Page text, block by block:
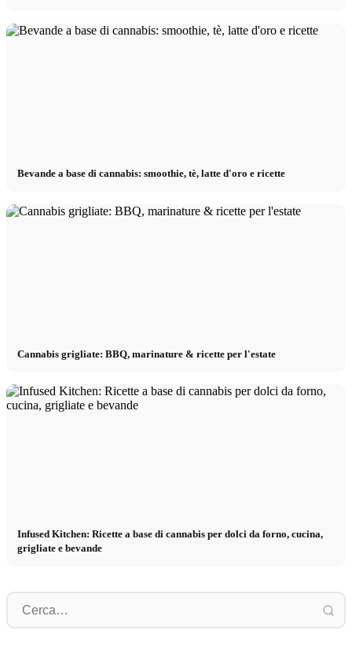
Bevande a base di cannabis: smoothie, tè, latte d'oro e ricette
Cannabis grigliate: BBQ, marinature & ricette per l'estate
Infused Kitchen: Ricette a base di cannabis per dolci da forno, cucina,
grigliate e bevande